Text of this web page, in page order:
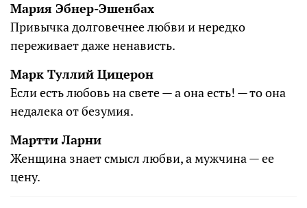
Мария Эбнер-Эшенбах
Привычка долговечнее любви и нередко
переживает даже ненависть.
Марк Туллий Цицерон
Если есть любовь на свете — а она есть! — то она
недалека от безумия.
Мартти Ларни
Женщина знает смысл любви, а мужчина — ее
цену.